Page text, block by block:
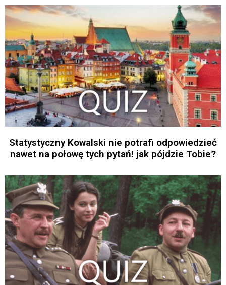
Statystyczny Kowalski nie potrafi odpowiedzieć
nawet na połowę tych pytań! jak pójdzie Tobie?